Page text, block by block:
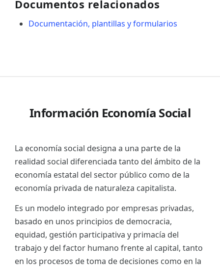
Documentos relacionados
Documentación, plantillas y formularios
Información Economía Social
La economía social designa a una parte de la
realidad social diferenciada tanto del ámbito de la
economía estatal del sector público como de la
economía privada de naturaleza capitalista.
Es un modelo integrado por empresas privadas,
basado en unos principios de democracia,
equidad, gestión participativa y primacía del
trabajo y del factor humano frente al capital, tanto
en los procesos de toma de decisiones como en la